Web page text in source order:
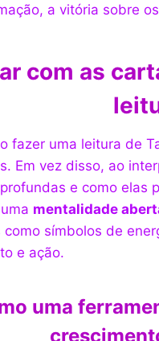
a vitória sobre
com as
fazer uma leitura de
Em vez disso, ao
e como elas
mentalidade
símbolos de
e ação.
uma